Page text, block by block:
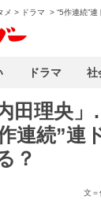
メ > ドラマ > “5作連続”
田理央
連続”連
？
文＝
ドラマ 社